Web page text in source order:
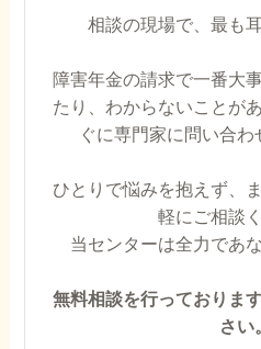
相談の現場で、最も
障害年金の請求で一番大
たり、わからないことが
ぐに専門家に問い合わ
ひとりで悩みを抱えず、
軽にご相談
当センターは全力であ
無料相談を行っておりま
さい。